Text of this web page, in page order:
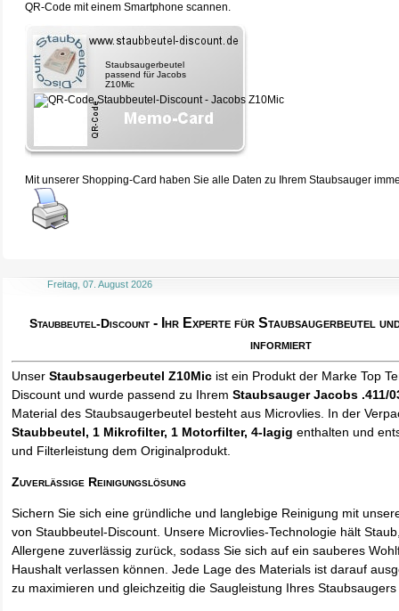
QR-Code mit einem Smartphone scannen.
Staubsaugerbeutel
passend für Jacobs
Z10Mic
Mit unserer Shopping-Card haben Sie alle Daten zu Ihrem Staubsauger
Freitag, 07. August 2026
Staubbeutel-Discount - Ihr Experte für Staubsaugerbeutel
informiert
UnserStaubsaugerbeutel Z10Mic ist ein Produkt der Marke Top
Discount und wurde passend zu IhremStaubsauger Jacobs .411/
Material des Staubsaugerbeutel besteht aus Microvlies. In der
Staubbeutel, 1 Mikrofilter, 1 Motorfilter, 4-lagig enthalten und
und Filterleistung dem Originalprodukt.
Zuverlässige Reinigungslösung
Sichern Sie sich eine gründliche und langlebige Reinigung mit
von Staubbeutel-Discount. Unsere Microvlies-Technologie hält
Allergene zuverlässig zurück, sodass Sie sich auf ein sauberes
Haushalt verlassen können. Jede Lage des Materials ist darauf
zu maximieren und gleichzeitig die Saugleistung Ihres